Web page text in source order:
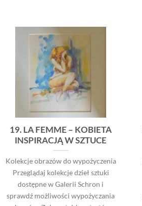
19. LA FEMME – KOBIETA
INSPIRACJĄ W SZTUCE
Kolekcje obrazów do wypożyczenia
Przeglądaj kolekcje dzieł sztuki
dostępne w Galerii Schron i
sprawdź możliwości wypożyczania